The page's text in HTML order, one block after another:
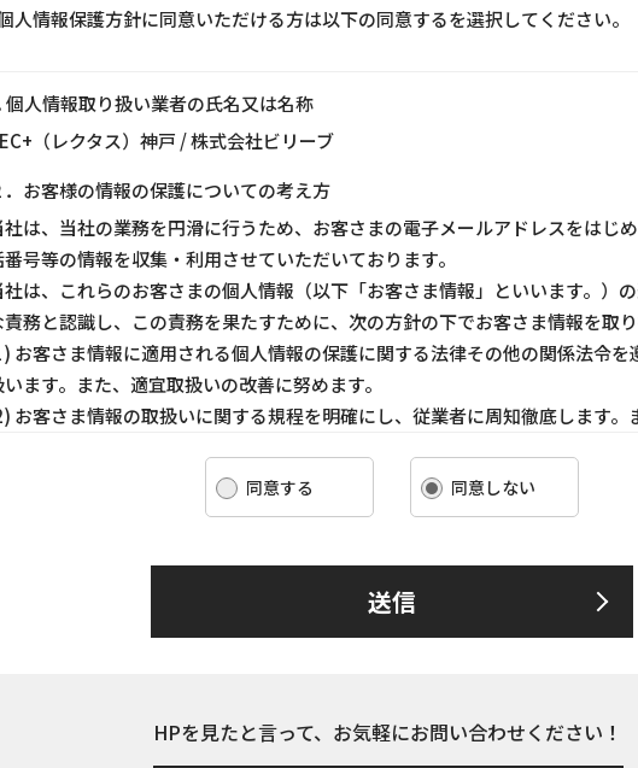
人情報保護方針に同意いただける方は以下の同意するを選択してください。
個人情報取り扱い業者の氏名又は名称
（レクタス）神戸 / 株式会社ビリーブ
．お客様の情報の保護についての考え方
社は、当社の業務を円滑に行うため、お客さまの電子メールアドレスをはじ
番号等の情報を収集・利用させていただいております。
社は、これらのお客さまの個人情報（以下「お客さま情報」といいます。）
責務と認識し、この責務を果たすために、次の方針の下でお客さま情報を取り
お客さま情報に適用される個人情報の保護に関する法律その他の関係法令を
ます。また、適宜取扱いの改善に努めます。
お客さま情報の取扱いに関する規程を明確にし、従業者に周知徹底します。
(3) お客さま情報の収集に際しては、利用目的を特定して通知または公表し、そ
ってお客さま情報を取り扱います。
(5) 保有するお客さま情報について、お客さま本人からの開示、訂正、削除、利
の窓口でお受けして、誠意をもって対応いたします。
当社は、不動産についてのサービスをお客さまにご利用いただくにあたり、各
同意する 同意しない
送信
HPを見たと言って、お気軽にお問い合わせください！